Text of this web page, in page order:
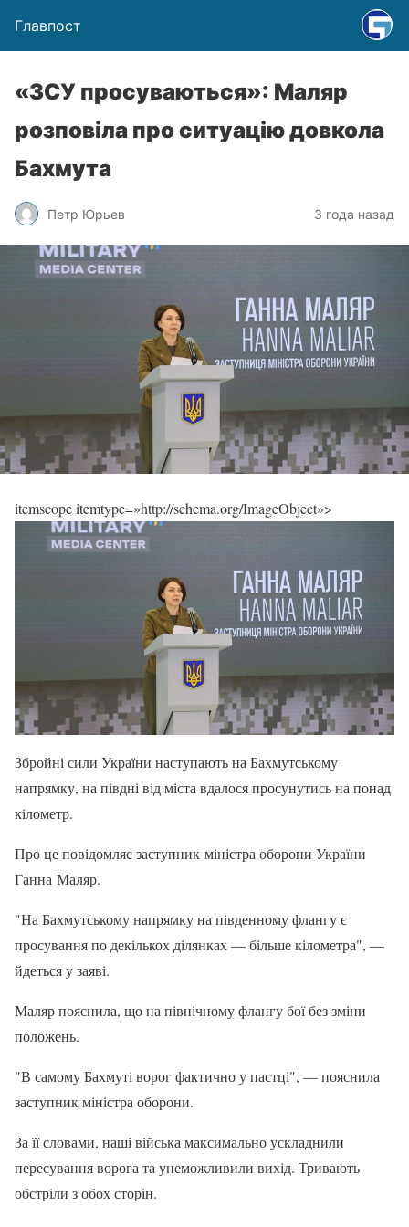
Главпост
«ЗСУ просуваються»: Маляр
розповіла про ситуацію довкола
Бахмута
Петр Юрьев 3 года назад
itemscope itemtype=»http://schema.org/ImageObject»>
Збройні сили України наступають на Бахмутському
напрямку, на півдні від міста вдалося просунутись на понад
кілометр.
Про це повідомляє заступник міністра оборони України
Ганна Маляр.
"На Бахмутському напрямку на південному флангу є
просування по декількох ділянках — більше кілометра", —
йдеться у заяві.
Маляр пояснила, що на північному флангу бої без зміни
положень.
"В самому Бахмуті ворог фактично у пастці", — пояснила
заступник міністра оборони.
За її словами, наші війська максимально ускладнили
пересування ворога та унеможливили вихід. Тривають
обстріли з обох сторін.